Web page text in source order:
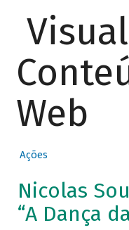
Web
Ações
Nicolas
“A Dança